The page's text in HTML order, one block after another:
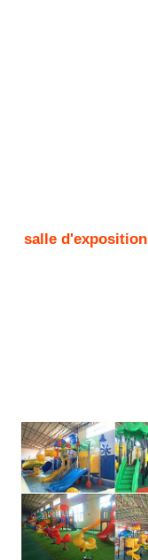
salle d'exposition